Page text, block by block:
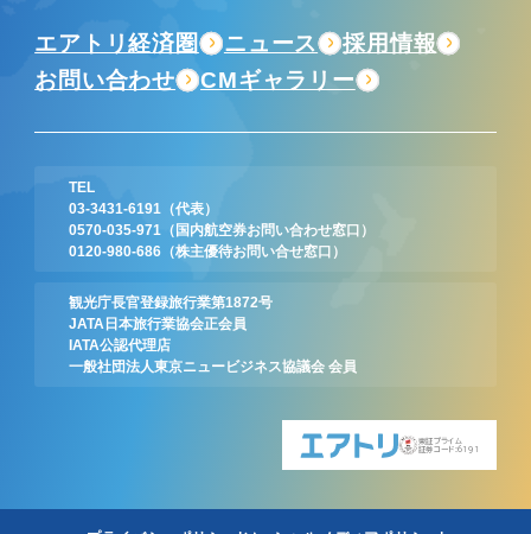
TEL
03-3431-6191
（代表）
0570-035-971
（国内航空券お問い合わせ窓口）
0120-980-686 （株主優待お問い合せ窓口）
観光庁長官登録旅行業第1872号
JATA日本旅行業協会正会員
IATA公認代理店
一般社団法人東京ニュービジネス協議会 会員
東証プライム
証券コード:6191
エアトリ経済圏 ニュース
採用情報
お問い合わせ
CMギャラリー